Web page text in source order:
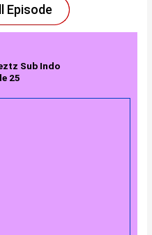
Episode
Sub Indo
25